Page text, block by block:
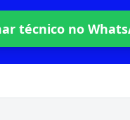
técnico no